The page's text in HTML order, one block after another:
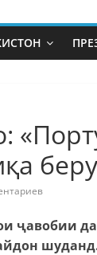
ҷавобии
шуданд